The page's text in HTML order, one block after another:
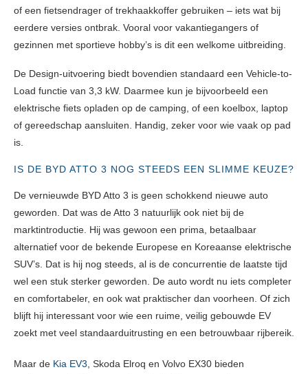
of een fietsendrager of trekhaakkoffer gebruiken – iets wat bij
eerdere versies ontbrak. Vooral voor vakantiegangers of
gezinnen met sportieve hobby’s is dit een welkome uitbreiding.
De Design-uitvoering biedt bovendien standaard een Vehicle-to-
Load functie van 3,3 kW. Daarmee kun je bijvoorbeeld een
elektrische fiets opladen op de camping, of een koelbox, laptop
of gereedschap aansluiten. Handig, zeker voor wie vaak op pad
is.
IS DE BYD ATTO 3 NOG STEEDS EEN SLIMME KEUZE?
De vernieuwde BYD Atto 3 is geen schokkend nieuwe auto
geworden. Dat was de Atto 3 natuurlijk ook niet bij de
marktintroductie. Hij was gewoon een prima, betaalbaar
alternatief voor de bekende Europese en Koreaanse elektrische
SUV’s. Dat is hij nog steeds, al is de concurrentie de laatste tijd
wel een stuk sterker geworden. De auto wordt nu iets completer
en comfortabeler, en ook wat praktischer dan voorheen. Of zich
blijft hij interessant voor wie een ruime, veilig gebouwde EV
zoekt met veel standaarduitrusting en een betrouwbaar rijbereik.
Maar de Kia EV3 , Skoda Elroq en Volvo EX30 bieden